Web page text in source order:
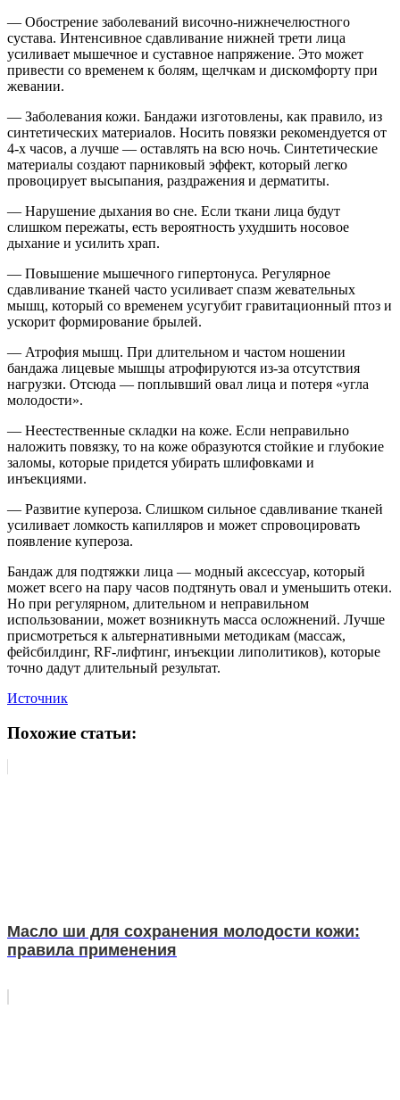
— Обострение заболеваний височно-нижнечелюстного
сустава. Интенсивное сдавливание нижней трети лица
усиливает мышечное и суставное напряжение. Это может
привести со временем к болям, щелчкам и дискомфорту при
жевании.
— Заболевания кожи. Бандажи изготовлены, как правило, из
синтетических материалов. Носить повязки рекомендуется от
4-х часов, а лучше — оставлять на всю ночь. Синтетические
материалы создают парниковый эффект, который легко
провоцирует высыпания, раздражения и дерматиты.
— Нарушение дыхания во сне. Если ткани лица будут
слишком пережаты, есть вероятность ухудшить носовое
дыхание и усилить храп.
— Повышение мышечного гипертонуса. Регулярное
сдавливание тканей часто усиливает спазм жевательных
мышц, который со временем усугубит гравитационный птоз и
ускорит формирование брылей.
— Атрофия мышц. При длительном и частом ношении
бандажа лицевые мышцы атрофируются из-за отсутствия
нагрузки. Отсюда — поплывший овал лица и потеря «угла
молодости».
— Неестественные складки на коже. Если неправильно
наложить повязку, то на коже образуются стойкие и глубокие
заломы, которые придется убирать шлифовками и
инъекциями.
— Развитие купероза. Слишком сильное сдавливание тканей
усиливает ломкость капилляров и может спровоцировать
появление купероза.
Бандаж для подтяжки лица — модный аксессуар, который
может всего на пару часов подтянуть овал и уменьшить отеки.
Но при регулярном, длительном и неправильном
использовании, может возникнуть масса осложнений. Лучше
присмотреться к альтернативными методикам (массаж,
фейсбилдинг, RF-лифтинг, инъекции липолитиков), которые
точно дадут длительный результат.
Источник
Похожие статьи:
Масло ши для сохранения молодости кожи:
правила применения